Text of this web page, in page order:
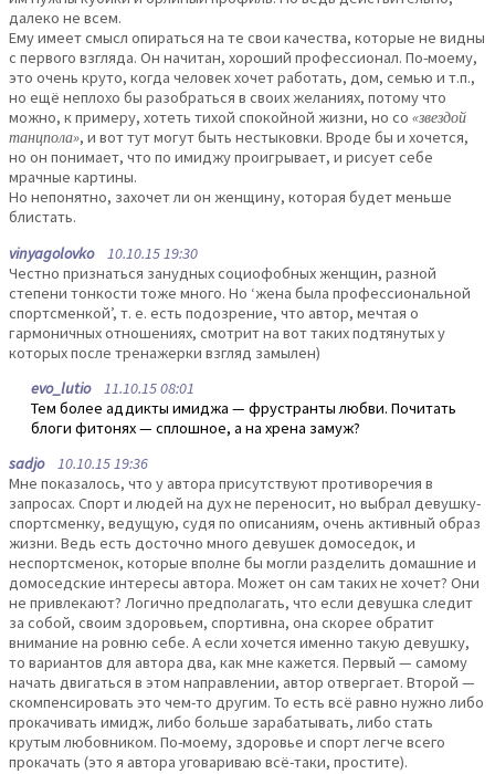
далеко не всем.
Ему имеет смысл опираться на те свои качества, которые не видны
с первого взгляда. Он начитан, хороший профессионал. По-моему,
это очень круто, когда человек хочет работать, дом, семью и т.п.,
но ещё неплохо бы разобраться в своих желаниях, потому что
можно, к примеру, хотеть тихой спокойной жизни, но со «звездой
танцпола», и вот тут могут быть нестыковки. Вроде бы и хочется,
но он понимает, что по имиджу проигрывает, и рисует себе
мрачные картины.
Но непонятно, захочет ли он женщину, которая будет меньше
блистать.
vinyagolovko10.10.15 19:30
Честно признаться занудных социофобных женщин, разной
степени тонкости тоже много. Но ‘жена была профессиональной
спортсменкой’, т. е. есть подозрение, что автор, мечтая о
гармоничных отношениях, смотрит на вот таких подтянутых у
которых после тренажерки взгляд замылен)
evo_lutio11.10.15 08:01
Тем более аддикты имиджа — фрустранты любви. Почитать
блоги фитонях — сплошное, а на хрена замуж?
sadjo10.10.15 19:36
Мне показалось, что у автора присутствуют противоречия в
запросах. Спорт и людей на дух не переносит, но выбрал девушку-
спортсменку, ведущую, судя по описаниям, очень активный образ
жизни. Ведь есть досточно много девушек домоседок, и
неспортсменок, которые вполне бы могли разделить домашние и
домоседские интересы автора. Может он сам таких не хочет? Они
не привлекают? Логично предполагать, что если девушка следит
за собой, своим здоровьем, спортивна, она скорее обратит
внимание на ровню себе. А если хочется именно такую девушку,
то вариантов для автора два, как мне кажется. Первый — самому
начать двигаться в этом направлении, автор отвергает. Второй —
скомпенсировать это чем-то другим. То есть всё равно нужно либо
прокачивать имидж, либо больше зарабатывать, либо стать
крутым любовником. По-моему, здоровье и спорт легче всего
прокачать (это я автора уговариваю всё-таки, простите).